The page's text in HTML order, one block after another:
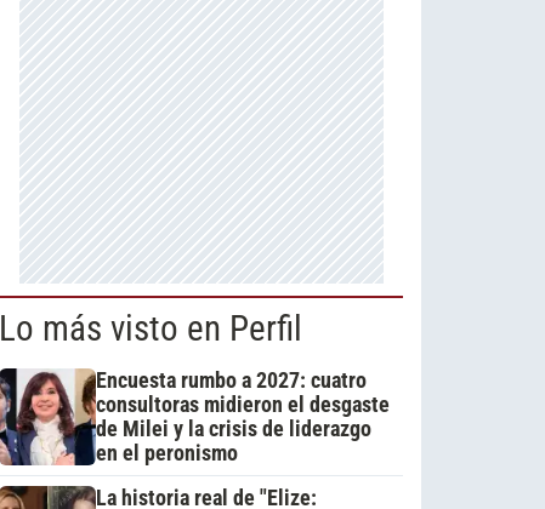
Lo más visto en Perfil
Encuesta rumbo a 2027: cuatro
consultoras midieron el desgaste
de Milei y la crisis de liderazgo
en el peronismo
La historia real de "Elize: